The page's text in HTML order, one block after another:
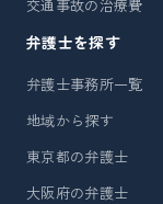
交通事故の治療費
弁護士を探す
弁護士事務所一覧
地域から探す
東京都の弁護士
大阪府の弁護士